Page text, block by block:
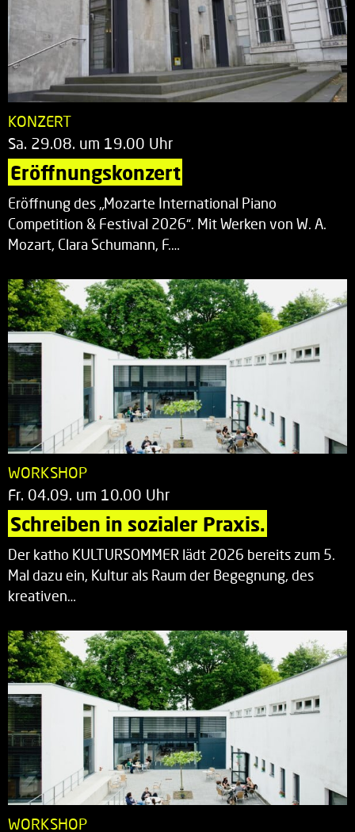
KONZERT
Sa. 29.08. um 19.00 Uhr
Eröffnungskonzert
Eröffnung des „Mozarte International Piano
Competition & Festival 2026“. Mit Werken von W. A.
Mozart, Clara Schumann, F.…
WORKSHOP
Fr. 04.09. um 10.00 Uhr
Schreiben in sozialer Praxis.
Der katho KULTURSOMMER lädt 2026 bereits zum 5.
Mal dazu ein, Kultur als Raum der Begegnung, des
kreativen…
WORKSHOP